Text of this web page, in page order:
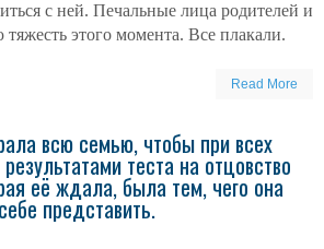
с ней. Печальные лица родителей и
этого момента. Все плакали.
Read More
всю семью, чтобы при всех
теста на отцовство
её ждала, была тем, чего она
представить.